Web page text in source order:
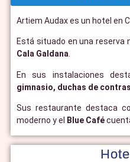
Artiem Audax es un hotel en
Está situado en una reserva
Cala Galdana.
En sus instalaciones
gimnasio, duchas de
Sus restaurante destaca
moderno y el
Blue Café